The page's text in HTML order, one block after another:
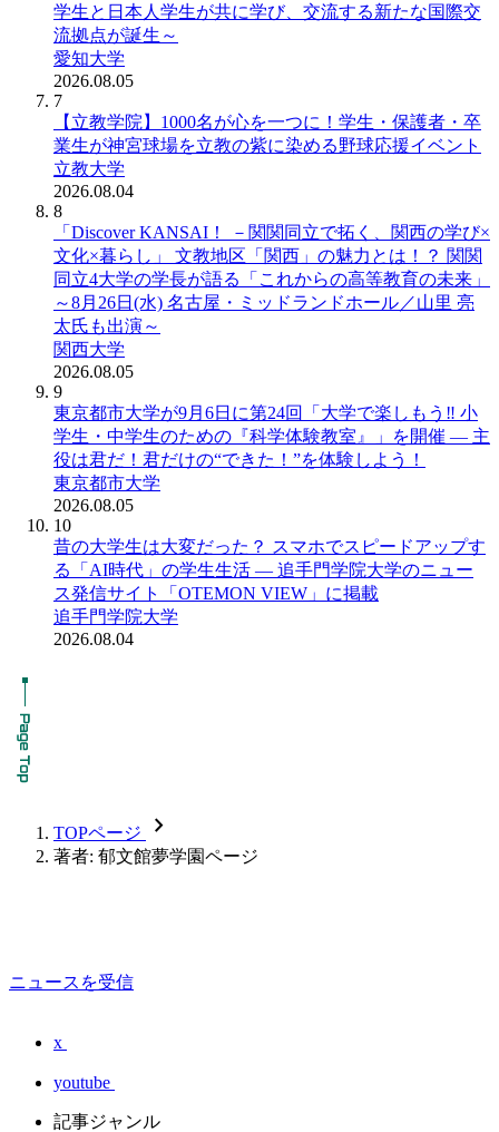
学生と日本人学生が共に学び、交流する新たな国際交
流拠点が誕生～
愛知大学
2026.08.05
7
【立教学院】1000名が心を一つに！学生・保護者・卒
業生が神宮球場を立教の紫に染める野球応援イベント
立教大学
2026.08.04
8
「Discover KANSAI！ －関関同立で拓く、関西の学び×
文化×暮らし」 文教地区「関西」の魅力とは！？ 関関
同立4大学の学長が語る「これからの高等教育の未来」
～8月26日(水) 名古屋・ミッドランドホール／山里 亮
太氏も出演～
関西大学
2026.08.05
9
東京都市大学が9月6日に第24回「大学で楽しもう‼ 小
学生・中学生のための『科学体験教室』」を開催 ― 主
役は君だ！君だけの“できた！”を体験しよう！
東京都市大学
2026.08.05
10
昔の大学生は大変だった？ スマホでスピードアップす
る「AI時代」の学生生活 ― 追手門学院大学のニュー
ス発信サイト「OTEMON VIEW」に掲載
追手門学院大学
2026.08.04
TOPページ chevron_forward
著者: 郁文館夢学園ページ
ニュースを受信
x
youtube
記事ジャンル